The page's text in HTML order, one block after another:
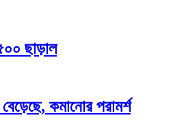
ছাড়াল
কমানোর পরামর্শ